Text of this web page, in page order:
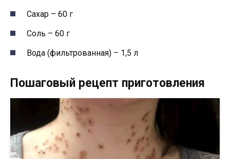
Сахар – 60 г
Соль – 60 г
Вода (фильтрованная) – 1,5 л
Пошаговый рецепт приготовления